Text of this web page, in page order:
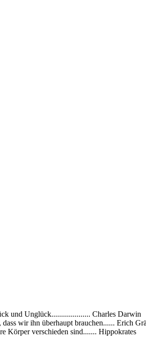
und Unglück.................... Charles Darwin
wir ihn überhaupt brauchen...... Erich
Körper verschieden sind....... Hippokrates